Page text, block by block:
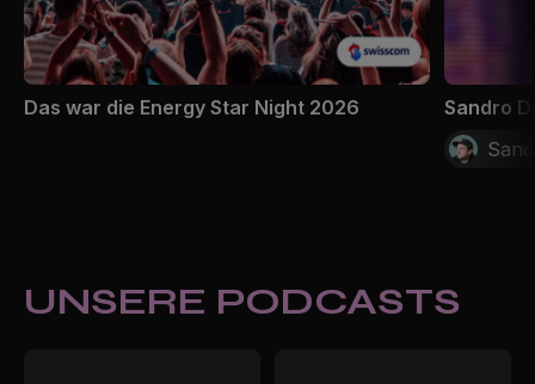
Das war die Energy Star Night 2026
Sandro
UNSERE PODCASTS